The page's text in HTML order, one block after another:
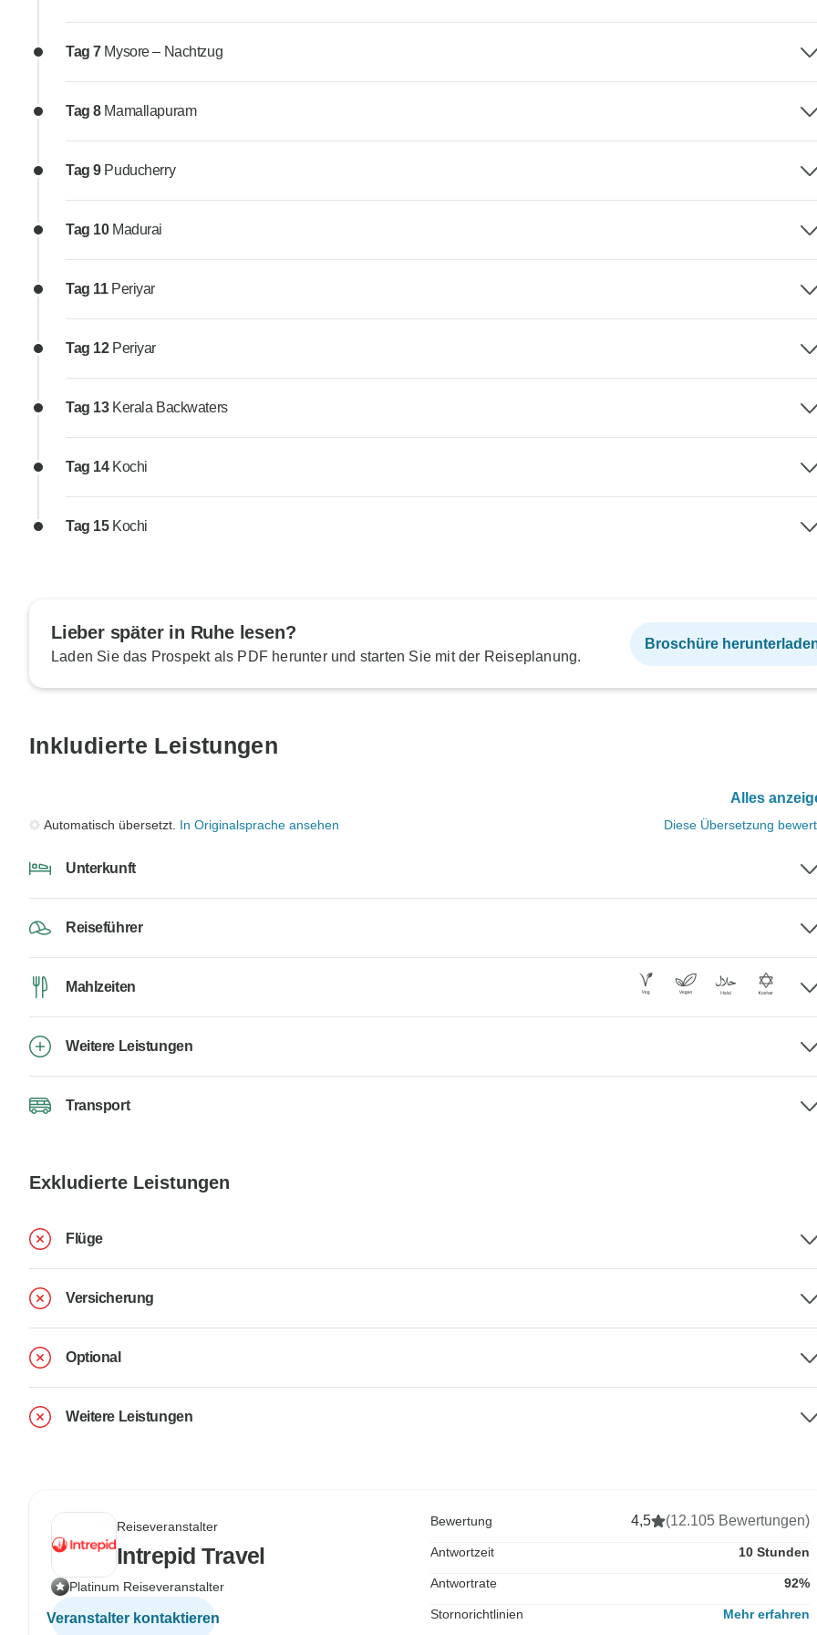
Tag 7 Mysore – Nachtzug
Tag 8 Mamallapuram
Tag 9 Puducherry
Tag 10 Madurai
Tag 11 Periyar
Tag 12 Periyar
Tag 13 Kerala Backwaters
Tag 14 Kochi
Tag 15 Kochi
Lieber später in Ruhe lesen?
Laden Sie das Prospekt als PDF herunter und starten Sie mit der Reiseplanung.
Broschüre
Inkludierte Leistungen
Alles
Automatisch übersetzt. In Originalsprache ansehen Diese Übersetzung
Unterkunft
Reiseführer
Mahlzeiten
Weitere Leistungen
Transport
Exkludierte Leistungen
Flüge
Versicherung
Optional
Weitere Leistungen
Reiseveranstalter
Intrepid Travel
Platinum Reiseveranstalter
Veranstalter kontaktieren
Bewertung 4,5 (12.105 Bewertungen)
Antwortzeit 10 Stunden
Antwortrate 92%
Stornorichtlinien Mehr erfahren